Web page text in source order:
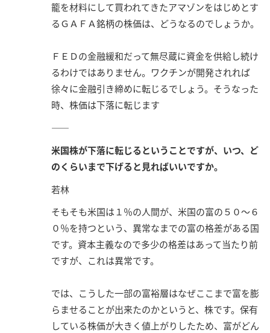
籠を材料にして買われてきたアマゾンをはじめとす
るＧＡＦＡ銘柄の株価は、どうなるのでしょうか。
ＦＥＤの金融緩和だって無尽蔵に資金を供給し続け
るわけではありません。ワクチンが開発されれば
徐々に金融引き締めに転じるでしょう。そうなった
時、株価は下落に転じます
――
米国株が下落に転じるということですが、いつ、ど
のくらいまで下げると見ればいいですか。
若林
そもそも米国は１％の人間が、米国の富の５０～６
０％を持つという、異常なまでの富の格差がある国
です。資本主義なので多少の格差はあって当たり前
ですが、これは異常です。
では、こうした一部の富裕層はなぜここまで富を膨
らませることが出来たのかというと、株です。保有
している株価が大きく値上がりしたため、富がどん